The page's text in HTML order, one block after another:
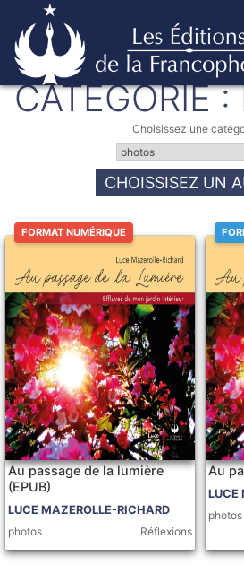
Skip
to
content
Éditions de la francophonie
CATÉGORIE :
Choisissez une
CHOISSISEZ UN
FORMAT NUMÉRIQUE
Au passage de la lumière
(EPUB)
LUCE MAZEROLLE-RICHARD
photos
Réflexions
Au
LUCE
photos